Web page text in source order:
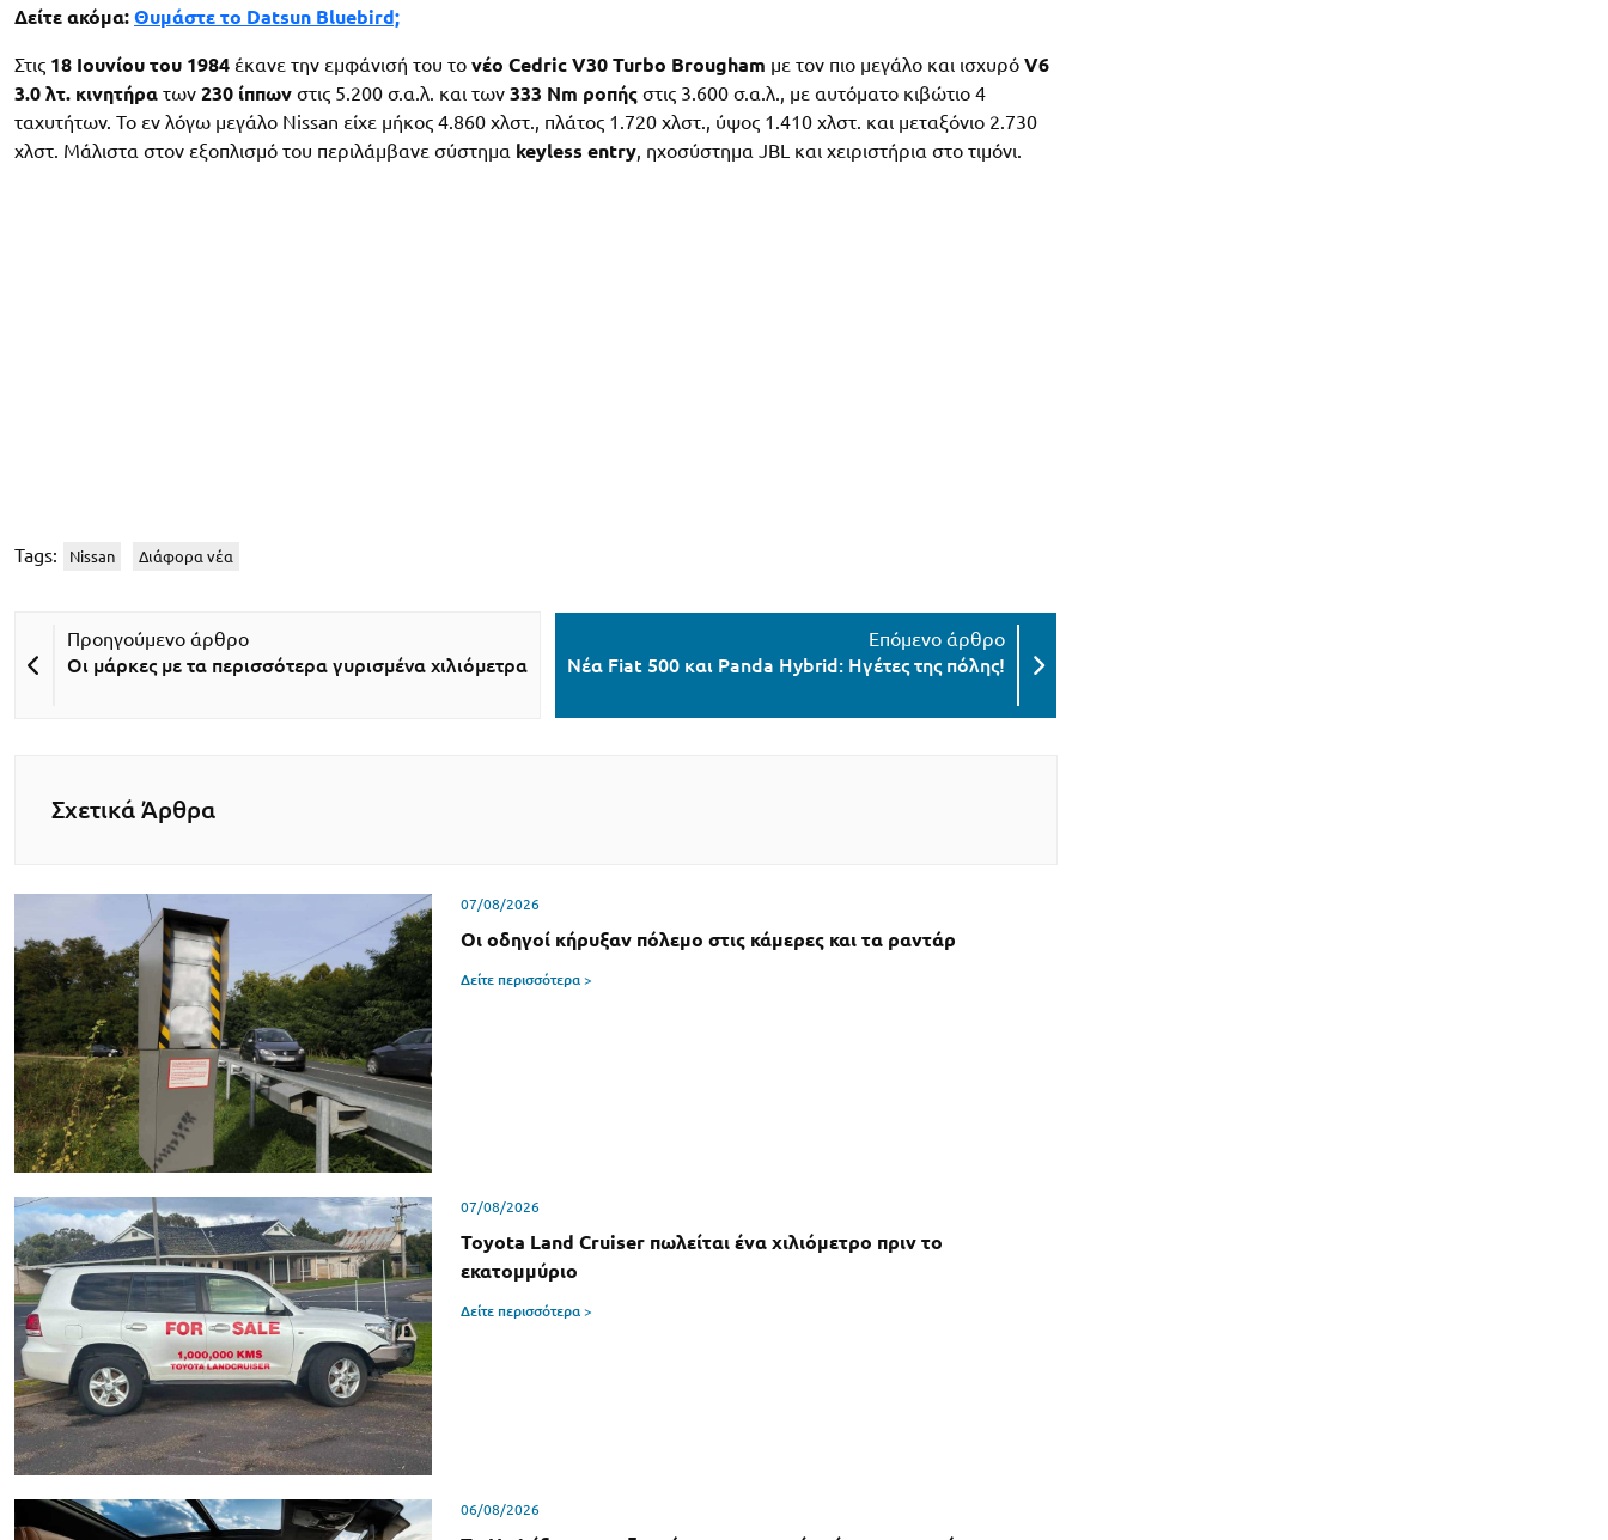
Δείτε ακόμα: Θυμάστε το Datsun Bluebird;
Στις 18 Ιουνίου του 1984 έκανε την εμφάνισή του το νέο Cedric V30 Turbo Brougham με τον πιο μεγάλο και ισχυρό V6
3.0 λτ. κινητήρα των 230 ίππων στις 5.200 σ.α.λ. και των 333 Nm ροπής στις 3.600 σ.α.λ., με αυτόματο κιβώτιο 4
ταχυτήτων. Το εν λόγω μεγάλο Nissan είχε μήκος 4.860 χλστ., πλάτος 1.720 χλστ., ύψος 1.410 χλστ. και μεταξόνιο 2.730
χλστ. Μάλιστα στον εξοπλισμό του περιλάμβανε σύστημα keyless entry, ηχοσύστημα JBL και χειριστήρια στο τιμόνι.
Tags: Nissan Διάφορα νέα
Οι μάρκες με τα περισσότερα γυρισμένα χιλιόμετρα Νέα Fiat 500 και Panda Hybrid: Ηγέτες της πόλης!
Σχετικά Άρθρα
07/08/2026
Οι οδηγοί κήρυξαν πόλεμο στις κάμερες και τα ραντάρ
Δείτε περισσότερα >
07/08/2026
Toyota Land Cruiser πωλείται ένα χιλιόμετρο πριν το
εκατομμύριο
Δείτε περισσότερα >
06/08/2026